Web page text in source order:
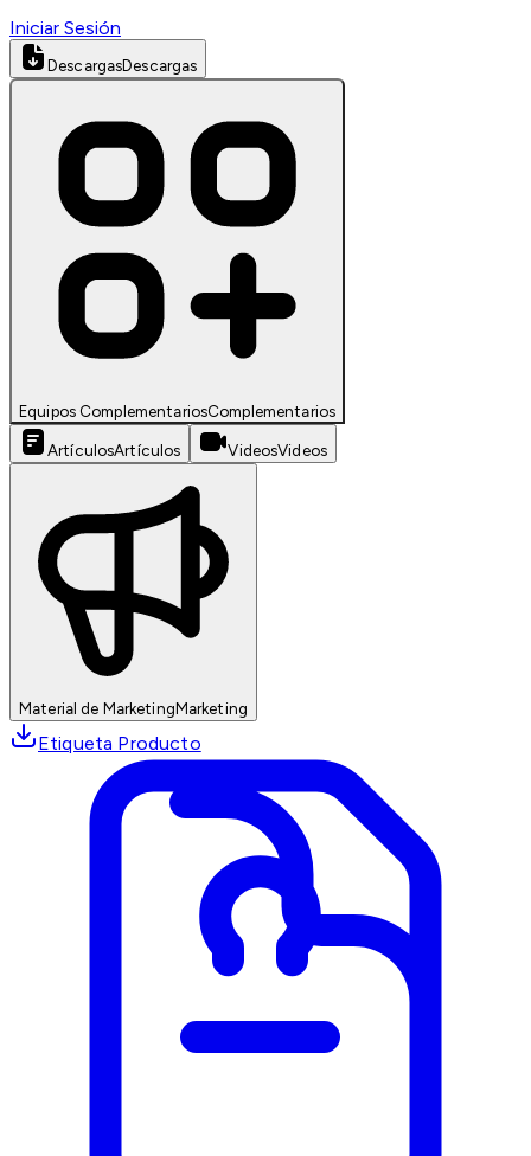
Iniciar Sesión
DescargasDescargas
Equipos ComplementariosComplementarios
ArtículosArtículos VideosVideos
Material de MarketingMarketing
Etiqueta Producto